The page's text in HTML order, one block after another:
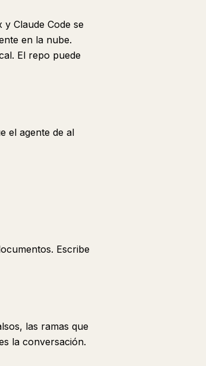
Claude Code se
en la nube.
El repo puede
el agente de al
Escribe
las ramas que
la conversación.